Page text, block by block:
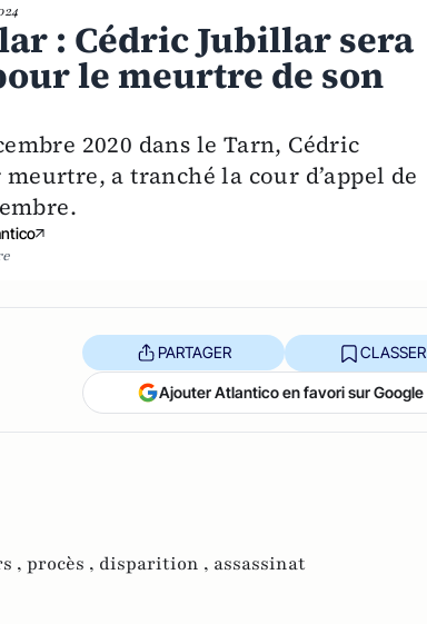
: Cédric Jubillar sera
le meurtre de son
2020 dans le Tarn, Cédric
a tranché la cour d’appel de
PARTAGER CLASSER
Ajouter Atlantico en favori sur Google
, procès , disparition , assassinat